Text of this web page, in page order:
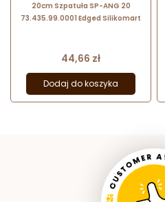
20cm Szpatuła SP-ANG 20
73.435.99.0001 Edged Silikomart
Cena
44,66 zł
Dodaj do koszyka